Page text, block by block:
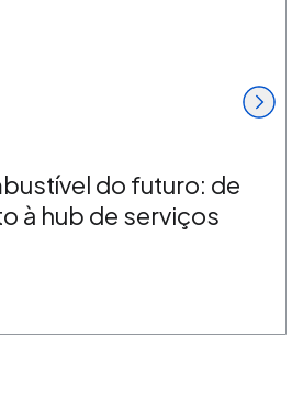
do futuro: de
à hub de serviços